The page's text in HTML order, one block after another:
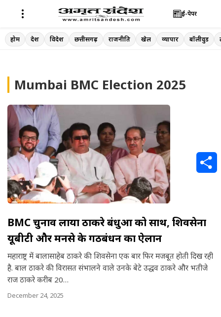
Skip
to
ई-पेपर
होम देश विदेश छत्तीसगढ़ राजनीति खेल व्यापार बॉलीवुड
Mumbai BMC Election 2025
BMC चुनाव लाया ठाकरे बंधुओं को साथ, शिवसेना
यूबीटी और मनसे के गठबंधन का ऐलान
महाराष्ट्र में बालासाहेब ठाकरे की शिवसेना एक बार फिर मजबूत होती दिख रही
है. बाल ठाकरे की विरासत संभालने वाले उनके बेटे उद्धव ठाकरे और भतीजे
राज ठाकरे करीब 20…
December 24, 2025
a
e